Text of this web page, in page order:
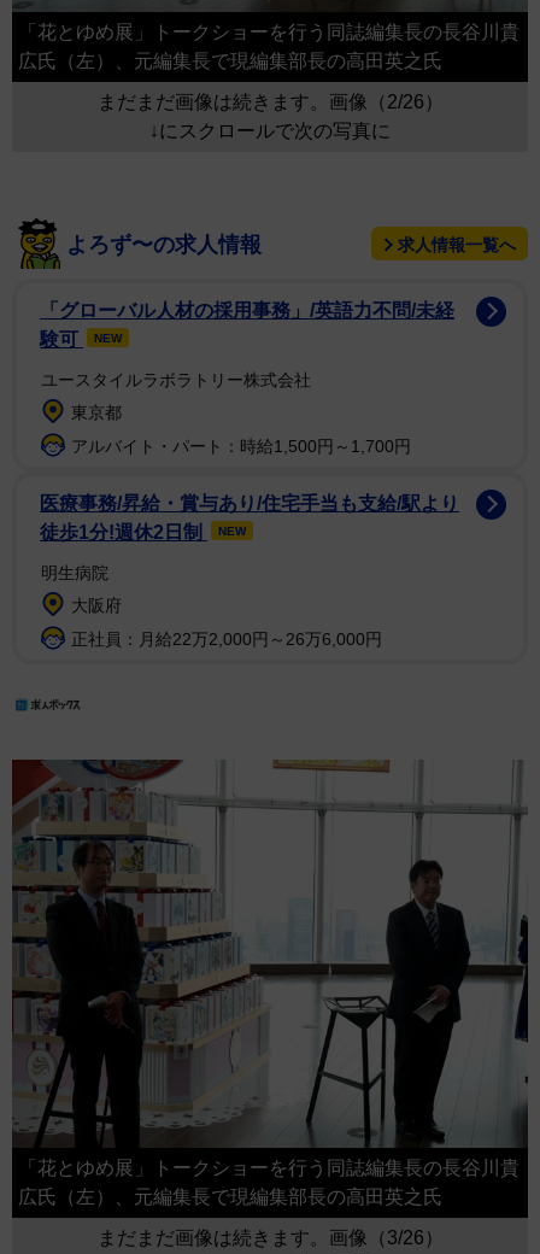
「花とゆめ展」トークショーを行う同誌編集長の長谷川貴
広氏（左）、元編集長で現編集部長の高田英之氏
まだまだ画像は続きます。画像（2/26）
↓にスクロールで次の写真に
よろず〜の求人情報 求人情報一覧へ
「グローバル人材の採用事務」/英語力不問/未経
験可
NEW
ユースタイルラボラトリー株式会社
東京都
アルバイト・パート：時給1,500円～1,700円
医療事務/昇給・賞与あり/住宅手当も支給/駅より
徒歩1分!週休2日制
NEW
明生病院
大阪府
正社員：月給22万2,000円～26万6,000円
「花とゆめ展」トークショーを行う同誌編集長の長谷川貴
広氏（左）、元編集長で現編集部長の高田英之氏
まだまだ画像は続きます。画像（3/26）